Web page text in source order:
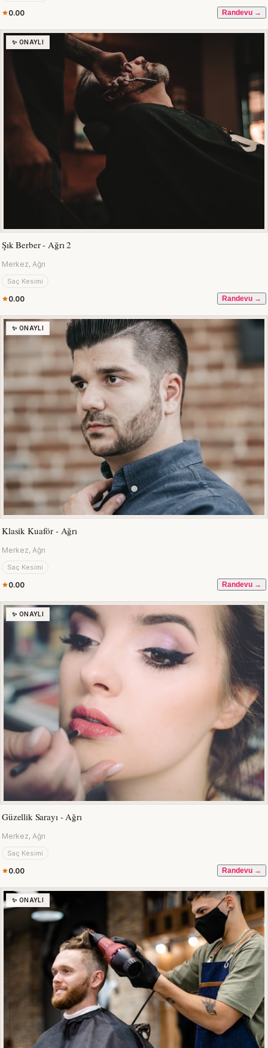
0.00 Randevu →
✨ ONAYLI
Şık Berber - Ağrı 2
Merkez, Ağrı
Saç Kesimi
0.00 Randevu →
✨ ONAYLI
Klasik Kuaför - Ağrı
Merkez, Ağrı
Saç Kesimi
0.00 Randevu →
✨ ONAYLI
Güzellik Sarayı - Ağrı
Merkez, Ağrı
Saç Kesimi
0.00 Randevu →
✨ ONAYLI